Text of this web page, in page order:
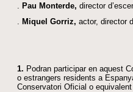
Pau Monterde, director
Miquel Gorriz, actor, director
1. Podran participar en aquest
o estrangers residents a
Conservatori Oficial o